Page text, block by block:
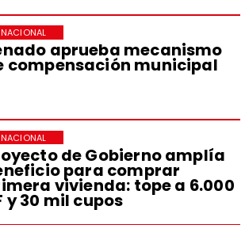
aprueba mecanismo
compensación municipal
NACIONAL
de Gobierno amplía
para comprar
vivienda: tope a 6.000
y 30 mil cupos
NACIONAL